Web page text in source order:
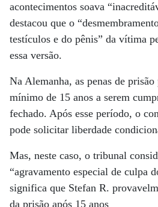
acontecimentos soava
destacou que o
testículos e do pênis” da vítima
essa versão.
Na Alemanha, as penas de
mínimo de 15 anos a serem
fechado. Após esse período, o
pode solicitar liberdade
Mas, neste caso, o tribunal
“agravamento especial de culpa
significa que Stefan R.
da prisão após 15 anos